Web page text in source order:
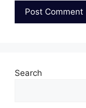
Search